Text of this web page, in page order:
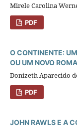
Mirele Carolina
PDF
O CONTINENTE:
OU UM NOVO
Donizeth Aparecido
PDF
JOHN RAWLS E A